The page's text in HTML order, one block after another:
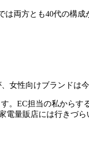
は両方とも40代の構成
女性向けブランドは
。EC担当の私から
電量販店には行きづ